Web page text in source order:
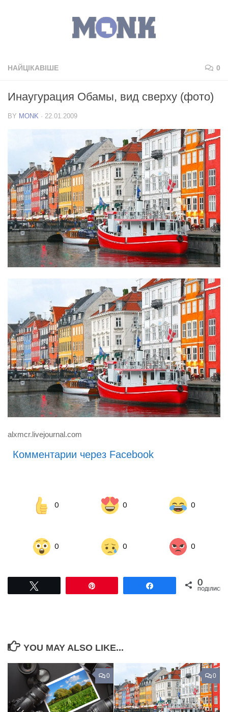
НАЙЦІКАВІШЕ 0
Инаугурация Обамы, вид сверху (фото)
BY MONK · 22.01.2009
alxmcr.livejournal.com
Комментарии через Facebook
0 0 0
0 0 0
Поділитися0
ПОДІЛИСЬ
YOU MAY ALSO LIKE...
0 0